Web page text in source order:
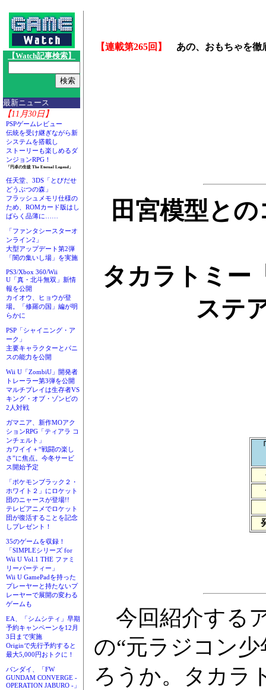
【Watch記事検索】
最新ニュース
【11月30日】
PSPゲームレビュー
伝統を受け継ぎながら新
システムを搭載し
ストーリーも楽しめるダ
ンジョンRPG！
「円卓の生徒 The Eternal Legend」
任天堂、3DS「とびだせ
どうぶつの森」
フラッシュメモリ仕様の
ため、ROMカード版はし
ばらく品薄に……
「ファンタシースターオ
ンライン2」
大型アップデート第2弾
「闇の集いし場」を実施
PS3/Xbox 360/Wii
U「真・北斗無双」新情
報を公開
カイオウ、ヒョウが登
場。「修羅の国」編が明
らかに
PSP「シャイニング・ア
ーク」
主要キャラクターとパニ
スの能力を公開
Wii U「ZombiU」開発者
トレーラー第3弾を公開
マルチプレイは生存者VS
キング・オブ・ゾンビの
2人対戦
ガマニア、新作MOアク
ションRPG「ティアラ コ
ンチェルト」
カワイイ＋“戦闘の楽し
さ”に焦点。今冬サービ
ス開始予定
「ポケモンブラック２・
ホワイト２」にロケット
団のニャースが登場!!
テレビアニメでロケット
団が復活することを記念
しプレゼント！
35のゲームを収録！
「SIMPLEシリーズ for
Wii U Vol.1 THE ファミ
リーパーティー」
Wii U GamePadを持った
プレーヤーと持たないプ
レーヤーで展開の変わる
ゲームも
EA、「シムシティ」早期
予約キャンペーンを12月
3日まで実施
Originで先行予約すると
最大5,000円おトクに！
バンダイ、「FW
GUNDAM CONVERGE -
OPERATION JABURO -」
【連載第265回】 あの、おもちゃを徹
田宮模型と
タカラトミー
ステ
今回紹介する
の“元ラジコン
ろうか。タカラ